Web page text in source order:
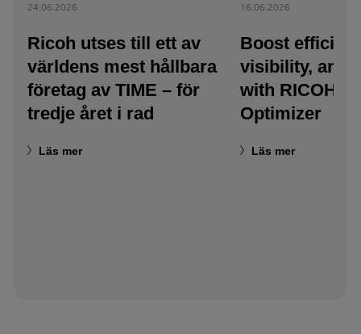
24.06.2026
Ricoh utses till ett av
världens mest hållbara
företag av TIME – för
tredje året i rad
Läs mer
16.06.2026
Boost
visibility, and
with RICOH
Optimizer
Läs mer